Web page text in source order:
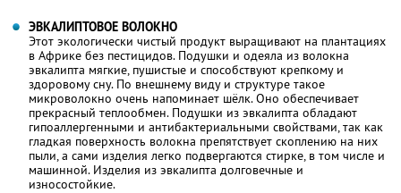
ЭВКАЛИПТОВОЕ ВОЛОКНО
Этот экологически чистый продукт выращивают на плантациях
в Африке без пестицидов. Подушки и одеяла из волокна
эвкалипта мягкие, пушистые и способствуют крепкому и
здоровому сну. По внешнему виду и структуре такое
микроволокно очень напоминает шёлк. Оно обеспечивает
прекрасный теплообмен. Подушки из эвкалипта обладают
гипоаллергенными и антибактериальными свойствами, так как
гладкая поверхность волокна препятствует скоплению на них
пыли, а сами изделия легко подвергаются стирке, в том числе и
машинной. Изделия из эвкалипта долговечные и
износостойкие.